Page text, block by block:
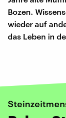
Bozen.
wieder auf
das Leben in